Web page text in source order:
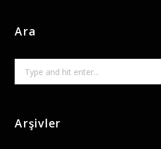
Ara
Arşivler